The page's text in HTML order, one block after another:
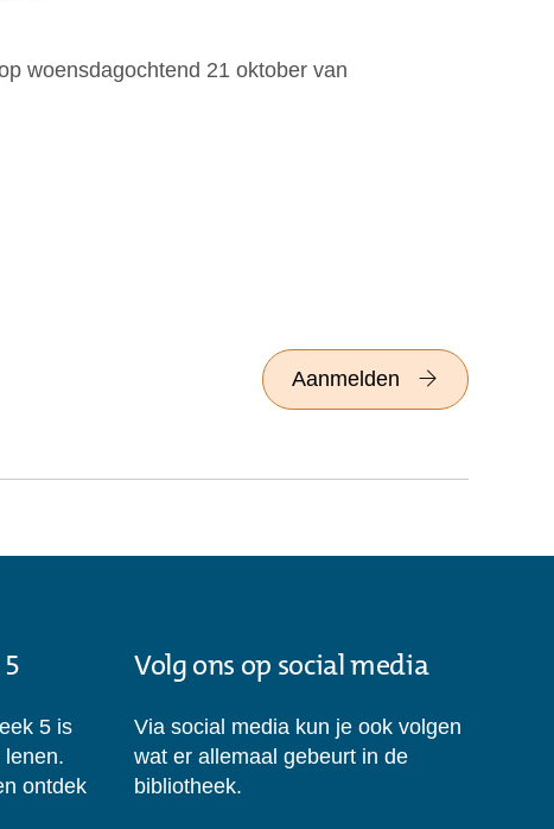
woensdagochtend 21 oktober van
Aanmelden
5 is
lenen.
ontdek
Volg ons op social media
Via social media kun je ook volgen
wat er allemaal gebeurt in de
bibliotheek.